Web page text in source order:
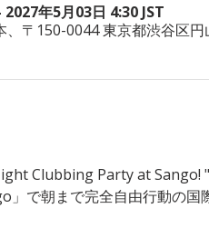
年5月03日 4:30 JST
〒150-0044 東京都渋谷区円
Clubbing Party at
」で朝まで完全自由行動の国